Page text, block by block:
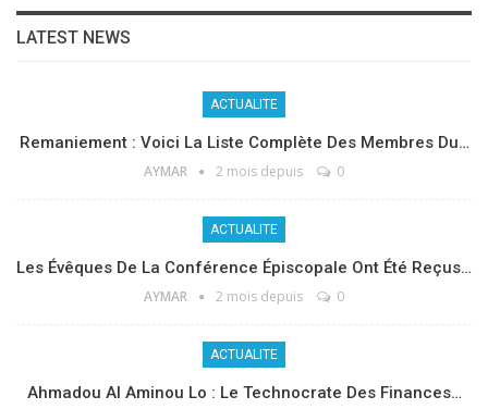
LATEST NEWS
ACTUALITE
Remaniement : Voici La Liste Complète Des Membres Du…
AYMAR 2 mois depuis 0
ACTUALITE
Les Évêques De La Conférence Épiscopale Ont Été Reçus…
AYMAR 2 mois depuis 0
ACTUALITE
Ahmadou Al Aminou Lo : Le Technocrate Des Finances…